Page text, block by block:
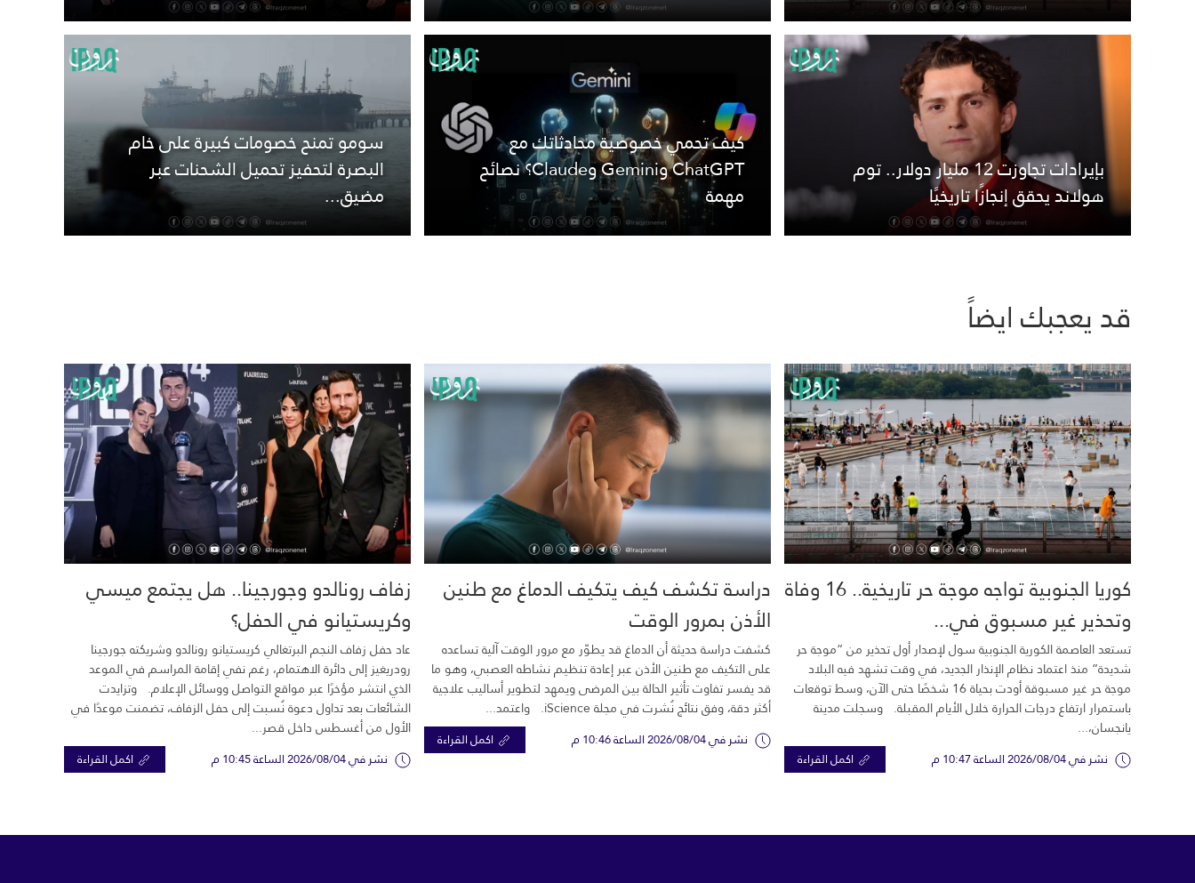
بإيرادات تجاوزت 12 مليار دولار.. توم
هولاند يحقق إنجازًا تاريخيًا
كيف تحمي خصوصية محادثاتك مع
ChatGPT وGemini وClaude؟ نصائح
مهمة
سومو تمنح خصومات كبيرة على خام
البصرة لتحفيز تحميل الشحنات عبر
مضيق...
قد يعجبك ايضاً
كوريا الجنوبية تواجه موجة حر تاريخية.. 16 وفاة
وتحذير غير مسبوق في...
تستعد العاصمة الكورية الجنوبية سول لإصدار أول تحذير من “موجة حر
شديدة” منذ اعتماد نظام الإنذار الجديد، في وقت تشهد فيه البلاد
موجة حر غير مسبوقة أودت بحياة 16 شخصًا حتى الآن، وسط توقعات
باستمرار ارتفاع درجات الحرارة خلال الأيام المقبلة. وسجلت مدينة
يانجسان،...
نشر في 2026/08/04 الساعة 10:47 م اكمل القراءة
دراسة تكشف كيف يتكيف الدماغ مع طنين
الأذن بمرور الوقت
كشفت دراسة حديثة أن الدماغ قد يطوّر مع مرور الوقت آلية تساعده
على التكيف مع طنين الأذن عبر إعادة تنظيم نشاطه العصبي، وهو ما
قد يفسر تفاوت تأثير الحالة بين المرضى ويمهد لتطوير أساليب علاجية
أكثر دقة، وفق نتائج نُشرت في مجلة iScience. واعتمد...
نشر في 2026/08/04 الساعة 10:46 م اكمل القراءة
زفاف رونالدو وجورجينا.. هل يجتمع ميسي
وكريستيانو في الحفل؟
عاد حفل زفاف النجم البرتغالي كريستيانو رونالدو وشريكته جورجينا
رودريغيز إلى دائرة الاهتمام، رغم نفي إقامة المراسم في الموعد
الذي انتشر مؤخرًا عبر مواقع التواصل ووسائل الإعلام. وتزايدت
الشائعات بعد تداول دعوة نُسبت إلى حفل الزفاف، تضمنت موعدًا في
الأول من أغسطس داخل قصر...
نشر في 2026/08/04 الساعة 10:45 م اكمل القراءة